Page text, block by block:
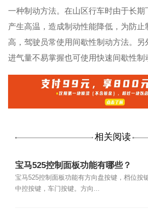
一种制动方法。在山区行车时由于长期
产生高温，造成制动性能降低，为防止
高，驾驶员常使用间歇性制动方法。另
进气量不易掌握也可使用快速间歇性制
相关阅读
宝马525控制面板功能有哪些？
宝马525控制面板功能有方向盘按键，档位按
中控按键，车门按键。方向...